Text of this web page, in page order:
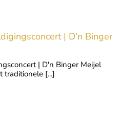
| D’n Binger
| D'n Binger Meijel
traditionele [...]